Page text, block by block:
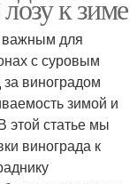
к зиме
важным для
с суровым
виноградом
зимой и
статье мы
винограда к